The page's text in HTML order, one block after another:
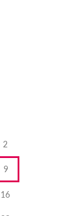
2
9
16